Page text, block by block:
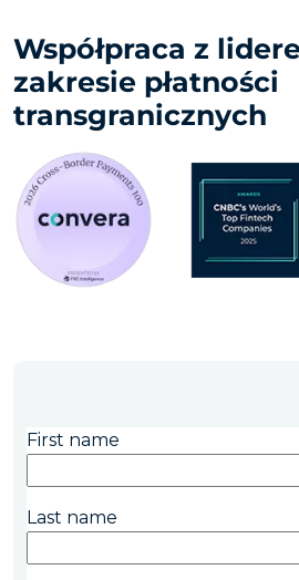
Współpraca z
zakresie płatności
transgranicznych